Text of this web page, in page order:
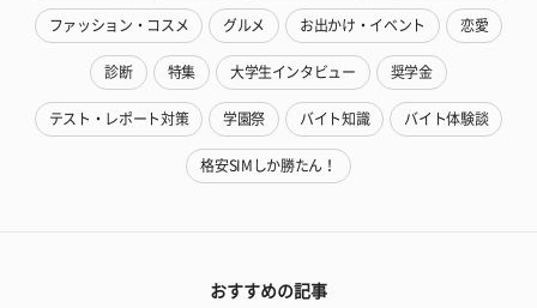
ファッション・コスメ グルメ お出かけ・イベント 恋愛
診断 特集 大学生インタビュー 奨学金
テスト・レポート対策 学園祭 バイト知識 バイト体験談
格安SIMしか勝たん！
おすすめの記事